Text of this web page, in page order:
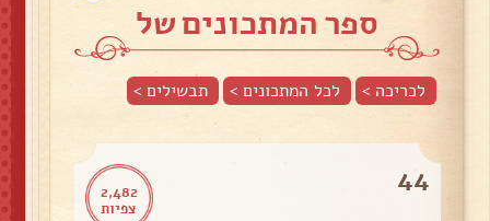
ספר המתכונים של
לכריכה > לכל המתכונים > תבשילים>
2,482
צפיות
44